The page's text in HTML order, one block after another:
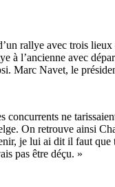
rallye avec trois
à l’ancienne avec
Marc Navet, le
ne
On retrouve ainsi
je lui ai dit il faut
pas être déçu. »